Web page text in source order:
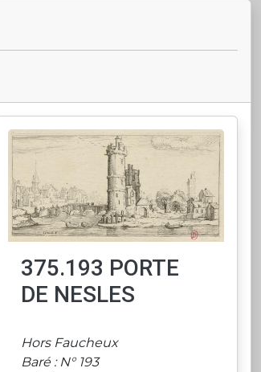
375.193 PORTE
DE NESLES
Hors Faucheux
Baré : N° 193